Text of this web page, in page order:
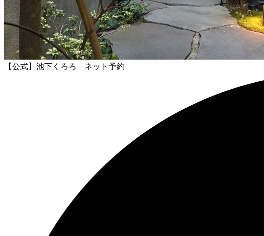
【公式】池下くろろ ネット予約